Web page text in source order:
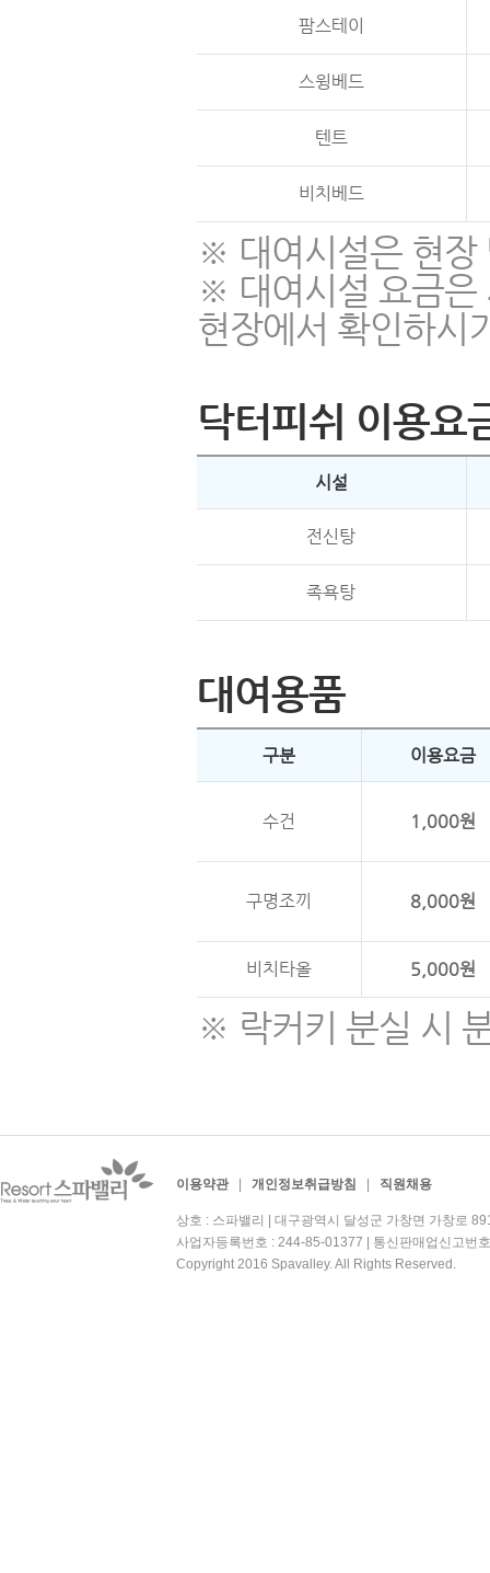
팜스테이
스윙베드
텐트
비치베드
※ 대여시설은 현장
※ 대여시설 요금은
현장에서 확인하시
닥터피쉬 이용요
시설
전신탕
족욕탕
대여용품
구분 이용요금
수건 1,000원
구명조끼 8,000원
비치타올 5,000원
※ 락커키 분실 시
이용약관 개인정보취급방침 직원채용
상호 : 스파밸리 | 대구광역시 달성군 가창면 가창로
사업자등록번호 : 244-85-01377 | 통신판매업신고번
Copyright 2016 Spavalley. All Rights Reserved.